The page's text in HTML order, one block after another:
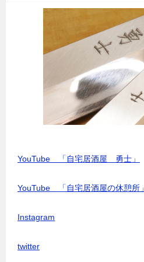
YouTube 「自宅居酒屋 勇士」
YouTube 「自宅居酒屋の休憩所」
Instagram
twitter